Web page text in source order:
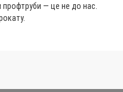
54.00
— це не до нас.